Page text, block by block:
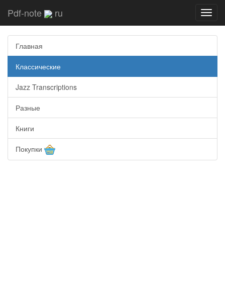
Pdf-note ru
Главная
Классические
Jazz Transcriptions
Разные
Книги
Покупки